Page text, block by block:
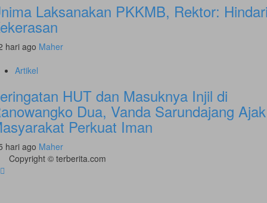
Laksanakan PKKMB, Rektor:
hari ago Maher
Artikel
HUT dan Masuknya Injil di
Dua, Vanda Sarundajang Ajak
Perkuat Iman
hari ago Maher
Copyright © terberita.com